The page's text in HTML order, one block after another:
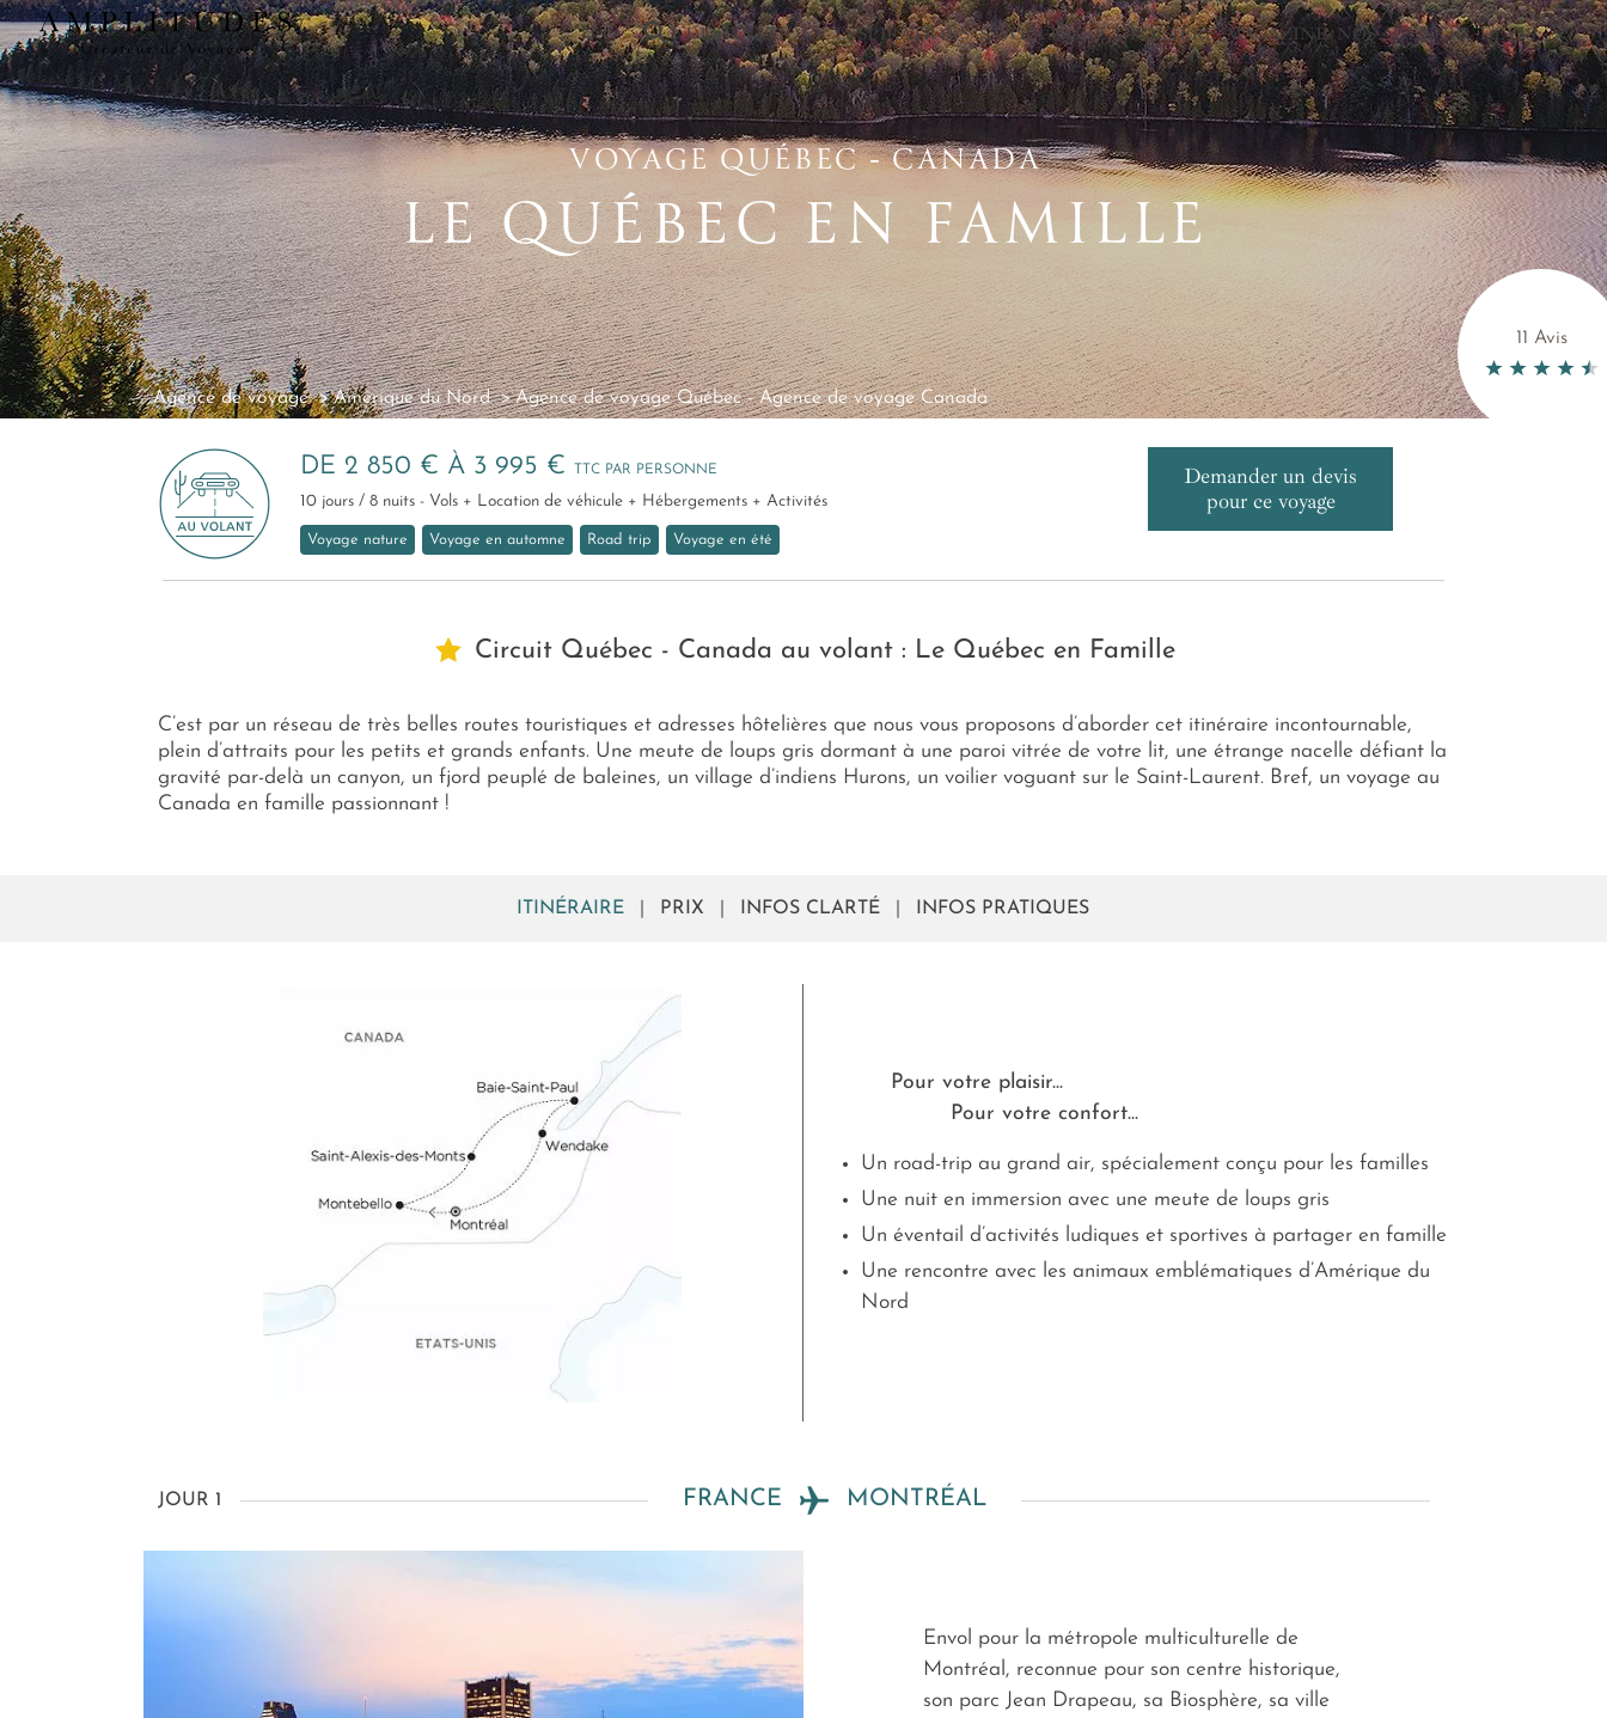
× DESTINATIONS INSPIRATIONS SAVOIR-FAIRE CROISIÈRE MAGAZINE NOS AGENCES DEVIS
VOYAGE QUÉBEC ‑ CANADA
LE QUÉBEC EN FAMILLE
Agence de voyage Amérique du Nord Agence de voyage Québec-Agence de voyage Canada
11 Avis
DE 2 850 € À 3 995 € TTC PAR PERSONNE
10 jours / 8 nuits - Vols + Location de véhicule + Hébergements + Activités
Voyage nature Voyage en automne Road trip Voyage en été
Demander un devis
pour ce voyage
Circuit Québec - Canada au volant : Le Québec en Famille
C’est par un réseau de très belles routes touristiques et adresses hôtelières que nous vous proposons d’aborder cet itinéraire incontournable,
plein d’attraits pour les petits et grands enfants. Une meute de loups gris dormant à une paroi vitrée de votre lit, une étrange nacelle défiant la
gravité par-delà un canyon, un fjord peuplé de baleines, un village d’indiens Hurons, un voilier voguant sur le Saint-Laurent. Bref, un voyage au
Canada en famille passionnant !
ITINÉRAIRE PRIX INFOS CLARTÉ INFOS PRATIQUES
Pour votre plaisir...
Pour votre confort...
Un road-trip au grand air, spécialement conçu pour les familles
Une nuit en immersion avec une meute de loups gris
Un éventail d’activités ludiques et sportives à partager en famille
Une rencontre avec les animaux emblématiques d’Amérique du
Nord
JOUR 1 FRANCE MONTRÉAL
Envol pour la métropole multiculturelle de
Montréal, reconnue pour son centre historique,
son parc Jean Drapeau, sa Biosphère, sa ville